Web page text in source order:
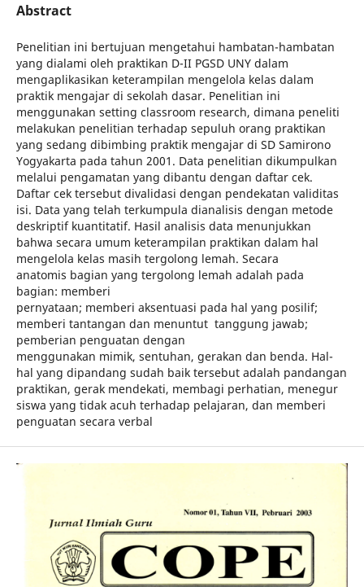
Abstract
Penelitian ini bertujuan mengetahui hambatan-hambatan
yang dialami oleh praktikan D-II PGSD UNY dalam
mengaplikasikan keterampilan mengelola kelas dalam
praktik mengajar di sekolah dasar. Penelitian ini
menggunakan setting classroom research, dimana peneliti
melakukan penelitian terhadap sepuluh orang praktikan
yang sedang dibimbing praktik mengajar di SD Samirono
Yogyakarta pada tahun 2001. Data penelitian dikumpulkan
melalui pengamatan yang dibantu dengan daftar cek.
Daftar cek tersebut divalidasi dengan pendekatan validitas
isi. Data yang telah terkumpula dianalisis dengan metode
deskriptif kuantitatif. Hasil analisis data menunjukkan
bahwa secara umum keterampilan praktikan dalam hal
mengelola kelas masih tergolong lemah. Secara
anatomis bagian yang tergolong lemah adalah pada
bagian: memberi
pernyataan; memberi aksentuasi pada hal yang posilif;
memberi tantangan dan menuntut tanggung jawab;
pemberian penguatan dengan
menggunakan mimik, sentuhan, gerakan dan benda. Hal-
hal yang dipandang sudah baik tersebut adalah pandangan
praktikan, gerak mendekati, membagi perhatian, menegur
siswa yang tidak acuh terhadap pelajaran, dan memberi
penguatan secara verbal